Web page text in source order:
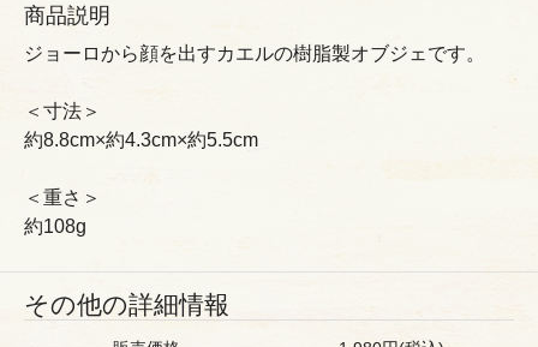
商品説明
ジョーロから顔を出すカエルの樹脂製オブジェです。
＜寸法＞
約8.8cm×約4.3cm×約5.5cm
＜重さ＞
約108g
その他の詳細情報